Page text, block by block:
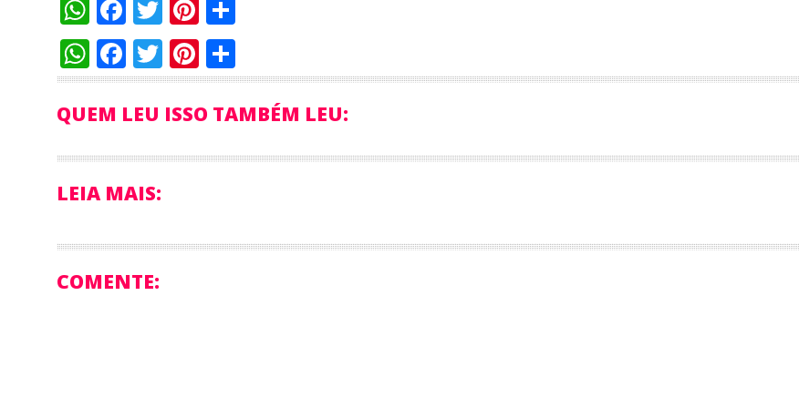
WhatsApp
Facebook
TwitterPinterest
WhatsApp
Facebook
TwitterPinterest
QUEM LEU ISSO TAMBÉM LEU:
LEIA MAIS:
COMENTE: